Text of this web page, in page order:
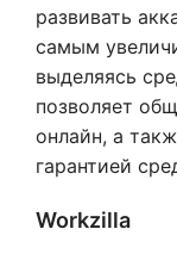
развивать
самым
выделяясь
позволяет
онлайн, а
гарантией
Workzilla